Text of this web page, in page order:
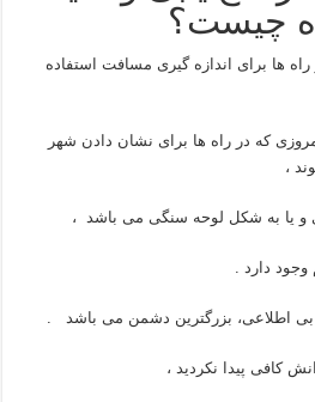
چیست؟
ها برای اندازه گیری مسافت استفاده
که در راه ها برای نشان دادن شهر
،
و یا به شکل لوحه سنگی می باشد ،
دارد .
اطلاعی، بزرگترین دشمن می باشد .
کافی پیدا نکردید ،